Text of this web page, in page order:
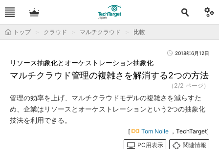
トップ クラウド マルチクラウド 比較
2018年6月12日
マルチクラウド管理の複雑さを解消する2つの方法
リソース抽象化とオーケストレーション抽象化
（2/2 ページ）
管理の効率を上げ、マルチクラウドモデルの複雑さを減らすた
め、企業はリソースとオーケストレーションという2つの抽象化
技法を利用できる。
[ Tom Nolle ，TechTarget]
PC用表示
関連情報